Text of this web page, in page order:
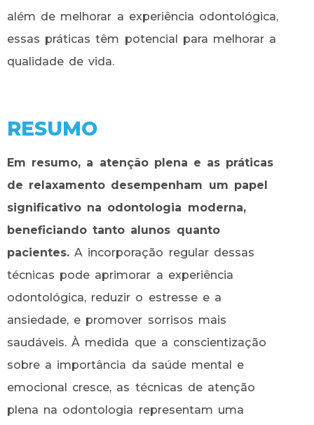
além de melhorar a experiência odontológica,
essas práticas têm potencial para melhorar a
qualidade de vida.
RESUMO
Em resumo, a atenção plena e as práticas
de relaxamento desempenham um papel
significativo na odontologia moderna,
beneficiando tanto alunos quanto
pacientes. A incorporação regular dessas
técnicas pode aprimorar a experiência
odontológica, reduzir o estresse e a
ansiedade, e promover sorrisos mais
saudáveis. À medida que a conscientização
sobre a importância da saúde mental e
emocional cresce, as técnicas de atenção
plena na odontologia representam uma